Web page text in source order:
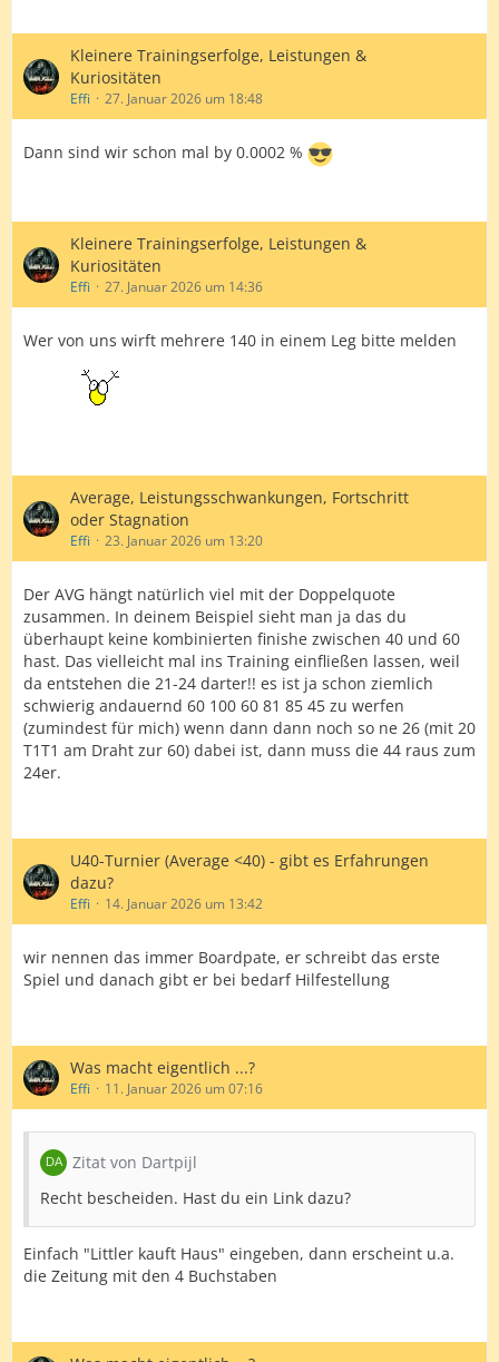
Kleinere Trainingserfolge, Leistungen &
Kuriositäten
Effi 27. Januar 2026 um 18:48
Dann sind wir schon mal by 0.0002 %
Kleinere Trainingserfolge, Leistungen &
Kuriositäten
Effi 27. Januar 2026 um 14:36
Wer von uns wirft mehrere 140 in einem Leg bitte melden
Average, Leistungsschwankungen, Fortschritt
oder Stagnation
Effi 23. Januar 2026 um 13:20
Der AVG hängt natürlich viel mit der Doppelquote
zusammen. In deinem Beispiel sieht man ja das du
überhaupt keine kombinierten finishe zwischen 40 und 60
hast. Das vielleicht mal ins Training einfließen lassen, weil
da entstehen die 21-24 darter!! es ist ja schon ziemlich
schwierig andauernd 60 100 60 81 85 45 zu werfen
(zumindest für mich) wenn dann dann noch so ne 26 (mit 20
T1T1 am Draht zur 60) dabei ist, dann muss die 44 raus zum
24er.
U40-Turnier (Average <40) - gibt es Erfahrungen
dazu?
Effi 14. Januar 2026 um 13:42
wir nennen das immer Boardpate, er schreibt das erste
Spiel und danach gibt er bei bedarf Hilfestellung
Was macht eigentlich ...?
Effi 11. Januar 2026 um 07:16
Zitat von Dartpijl
Recht bescheiden. Hast du ein Link dazu?
Einfach "Littler kauft Haus" eingeben, dann erscheint u.a.
die Zeitung mit den 4 Buchstaben